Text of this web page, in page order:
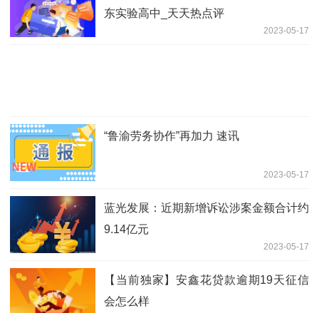
东实验高中_天天热点评
2023-05-17
“鲁渝劳务协作”再加力 速讯
2023-05-17
蓝光发展：近期新增诉讼涉案金额合计约
9.14亿元
2023-05-17
【当前独家】安鑫花贷款逾期19天征信
会怎么样